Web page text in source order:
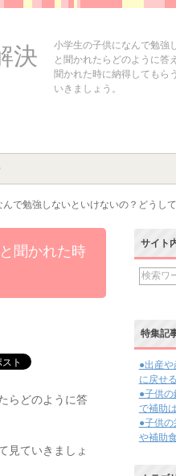
決
小学生の子供になんで勉強
と聞かれたらどのように答
聞かれた時に納得してもら
いきましょう。
で勉強しないといけないの？どうし
聞かれた時
らどのように答
見ていきましょ
サイト
特集記
●出産
に戻せ
●子供の
で補助
●子供
や補助